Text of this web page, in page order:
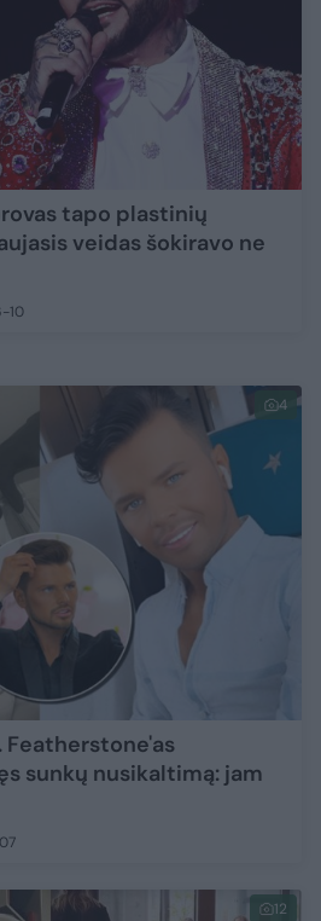
tapo plastinių
veidas šokiravo ne
10
4
Featherstone'as
sunkų nusikaltimą: jam
12